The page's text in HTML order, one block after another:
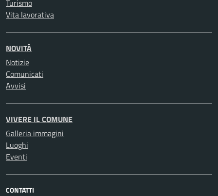
Turismo
Vita lavorativa
NOVITÀ
Notizie
Comunicati
Avvisi
VIVERE IL COMUNE
Galleria immagini
Luoghi
Eventi
CONTATTI